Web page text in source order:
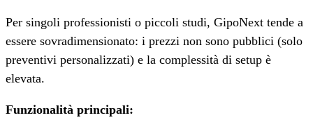
Per singoli professionisti o piccoli studi, GipoNext tende a
essere sovradimensionato: i prezzi non sono pubblici (solo
preventivi personalizzati) e la complessità di setup è
elevata.
Funzionalità principali: